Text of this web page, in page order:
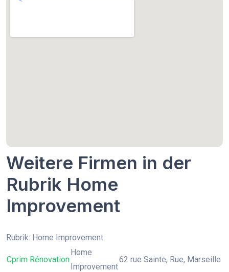
Weitere Firmen in der
Rubrik Home
Improvement
Rubrik: Home Improvement
Cprim Rénovation
Home
Improvement
62 rue Sainte, Rue, Marseille